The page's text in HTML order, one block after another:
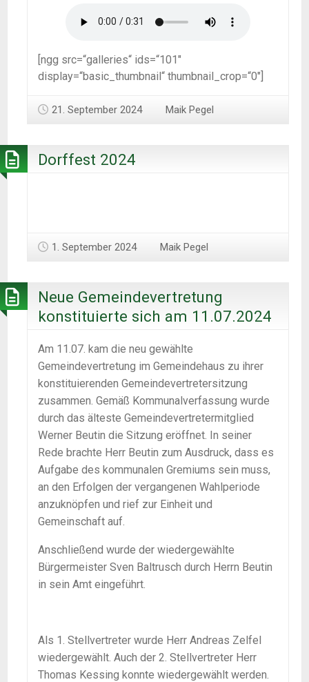
[ngg src=“galleries“ ids=“101″
display=“basic_thumbnail“ thumbnail_crop=“0″]
21. September 2024 Maik Pegel
Dorffest 2024
1. September 2024 Maik Pegel
Neue Gemeindevertretung
konstituierte sich am 11.07.2024
Am 11.07. kam die neu gewählte
Gemeindevertretung im Gemeindehaus zu ihrer
konstituierenden Gemeindevertretersitzung
zusammen. Gemäß Kommunalverfassung wurde
durch das älteste Gemeindevertretermitglied
Werner Beutin die Sitzung eröffnet. In seiner
Rede brachte Herr Beutin zum Ausdruck, dass es
Aufgabe des kommunalen Gremiums sein muss,
an den Erfolgen der vergangenen Wahlperiode
anzuknöpfen und rief zur Einheit und
Gemeinschaft auf.
Anschließend wurde der wiedergewählte
Bürgermeister Sven Baltrusch durch Herrn Beutin
in sein Amt eingeführt.
Als 1. Stellvertreter wurde Herr Andreas Zelfel
wiedergewählt. Auch der 2. Stellvertreter Herr
Thomas Kessing konnte wiedergewählt werden.